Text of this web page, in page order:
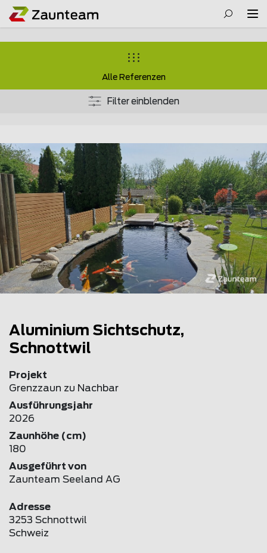
Alle Referenzen
Filter einblenden
Aluminium Sichtschutz,
Schnottwil
Projekt
Grenzzaun zu Nachbar
Ausführungsjahr
2026
Zaunhöhe (cm)
180
Ausgeführt von
Zaunteam Seeland AG
Adresse
3253 Schnottwil
Schweiz